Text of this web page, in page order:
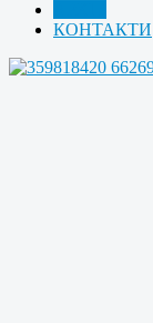
КОНТАКТИ